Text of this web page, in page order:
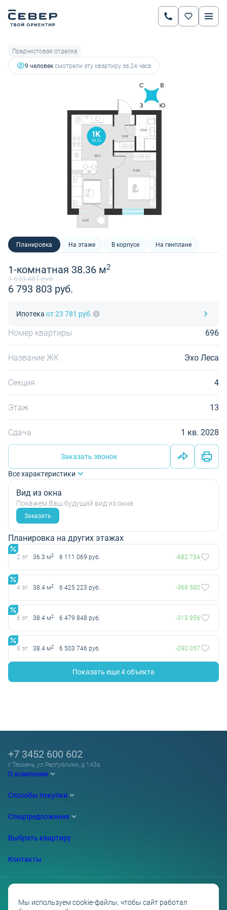
1-комнатная
7 633 487 руб.
6 793 803 руб.
Ипотекаот 23 781 руб.
Предчистовая отделка
9 человексмотрели эту квартиру за 24 часа
Планировка На этаже В корпусе На генплане
1-комнатная 38.36 м2
7 633 487 руб.
6 793 803 руб.
Ипотека от 23 781 руб.
Номер квартиры 696
Название ЖК Эхо Леса
Секция 4
Этаж 13
Сдача 1 кв. 2028
Заказать звонок
Все характеристики
Вид из окна
Покажем Ваш будущий вид из окна
Заказать
Планировка на других этажах
2 эт. 36.3 м2 6 111 069 руб. -682 734
4 эт. 38.4 м2 6 425 223 руб. -368 580
6 эт. 38.4 м2 6 479 848 руб. -313 956
8 эт. 38.4 м2 6 503 746 руб. -290 057
Показать еще 4 объектa
О компании
Способы покупки
Спецпредложения
Выбрать квартиру
Контакты
+7 3452 600 602
г Тюмень, ул Республики, д 143а
Мы используем cookie-файлы, чтобы сайт работал